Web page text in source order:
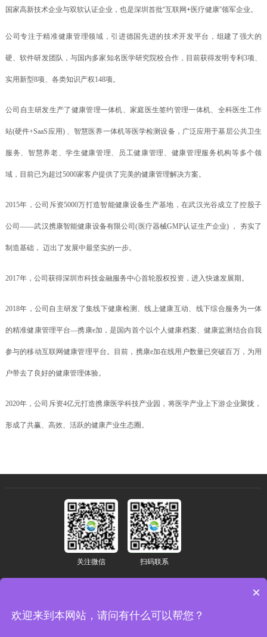
国家高新技术企业与双软认证企业，也是深圳首批“互联网+医疗健康”领军企业。
公司专注于精准健康管理领域，引进德国先进的技术开发平台，组建了强大的
硬、软件研发团队，与国内多家知名医学研究院校合作，目前获得发明专利3项、
实用新型8项、各类知识产权148项。
公司自主研发生产了健康管理一体机、家庭医生签约管理一体机、全科医生工作
站(硬件+SaaS应用) 、智慧医养一体机等医学检测设备，广泛应用于基层公共卫生
服务、智慧养老、学生健康管理、员工健康管理、健康管理服务机构等多个领
域，目前已为超过5000家客户提供了完美的健康管理解决方案。
2015年，公司斥资5000万打造智能健康设备生产基地，在武汉光谷成立了控股子
公司——武汉携康智能健康设备有限公司(医疗器械GMP认证生产企业) ， 夯实了
制造基础， 迈出了发展中最坚实的一步。
2017年，公司获得深圳市科技金融服务中心首轮股权投资，进入快速发展期。
2018年，公司自主研发了集线下健康检测、线上健康互动、线下综合服务为一体
的精准健康管理平台—携康e加，是国内首个以个人健康档案、健康监测结合自我
参与的移动互联网健康管理平台。目前，携康e加在线用户数量已突破百万，为用
户带去了良好的健康管理体验。
2020年，公司斥资4亿元打造携康医学科技产业园，将医学产业上下游企业聚拢，
形成了共赢、高效、活跃的健康产业生态圈。
关注微信 扫码联系
marketing@xiekang.net
×
欢迎来到本网站，请问有什么可以帮您？